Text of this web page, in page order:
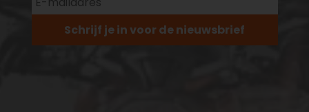
Schrijf je in voor de nieuwsbrief